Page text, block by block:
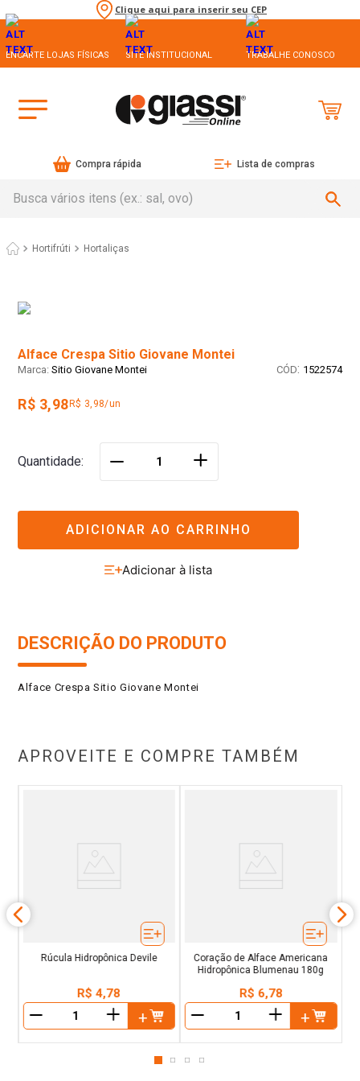
Clique aqui para inserir seu CEP
ENCARTE LOJAS FÍSICAS SITE INSTITUCIONAL TRABALHE CONOSCO
Compra rápida Lista de compras
Hortifrúti Hortaliças
Alface Crespa Sitio Giovane Montei
Sitio Giovane Montei : 1522574
R$ 3,98 R$ 3,98/un
Quantidade ＋
ADICIONAR AO CARRINHO
DESCRIÇÃO DO PRODUTO
Alface Crespa Sitio Giovane Montei
APROVEITE E COMPRE TAMBÉM
Rúcula Hidropônica Devile
R$ 4,78
＋
Coração de Alface Americana
Hidropônica Blumenau 180g
R$ 6,78
＋